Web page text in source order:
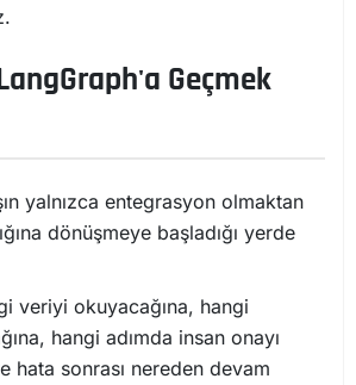
Geçmek
yalnızca entegrasyon olmaktan
dönüşmeye başladığı yerde
veriyi okuyacağına, hangi
hangi adımda insan onayı
hata sonrası nereden devam